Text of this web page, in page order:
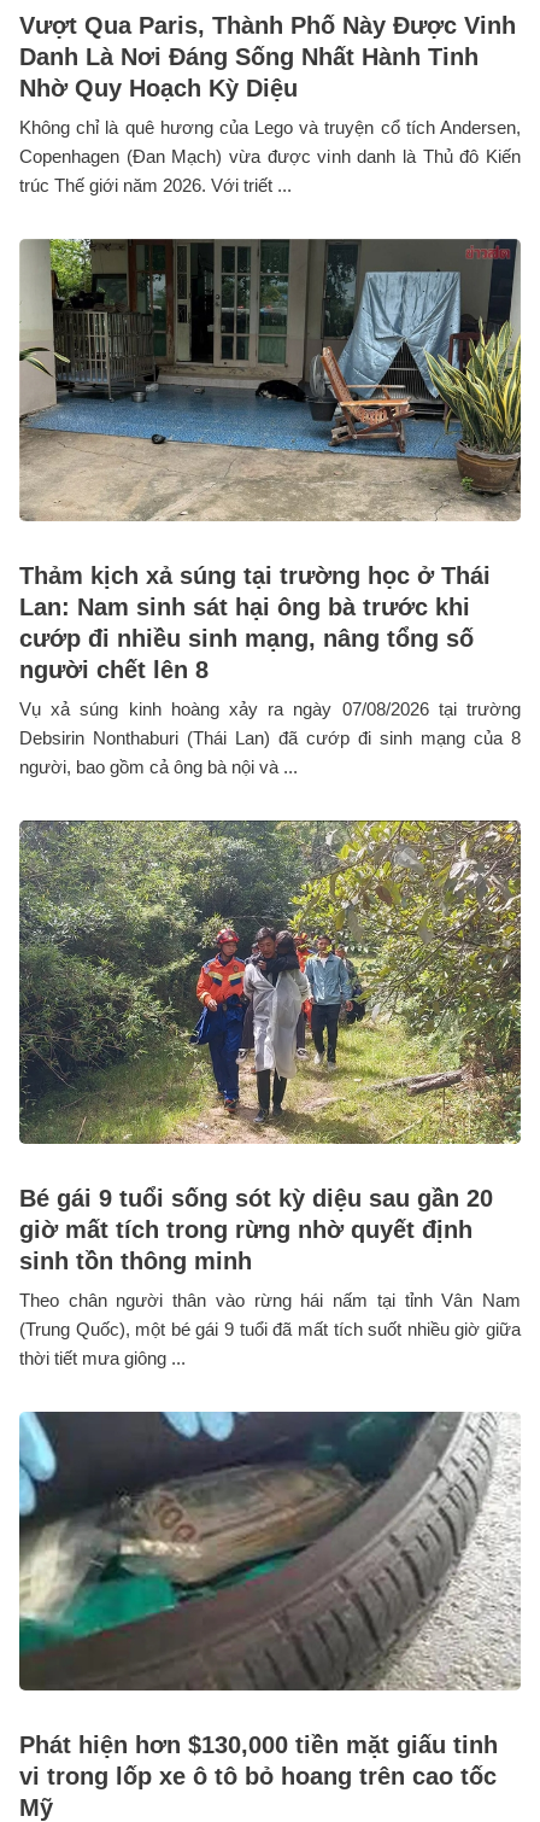
Vượt Qua Paris, Thành Phố Này Được Vinh
Danh Là Nơi Đáng Sống Nhất Hành Tinh
Nhờ Quy Hoạch Kỳ Diệu
Không chỉ là quê hương của Lego và truyện cổ tích Andersen,
Copenhagen (Đan Mạch) vừa được vinh danh là Thủ đô Kiến
trúc Thế giới năm 2026. Với triết ...
Thảm kịch xả súng tại trường học ở Thái
Lan: Nam sinh sát hại ông bà trước khi
cướp đi nhiều sinh mạng, nâng tổng số
người chết lên 8
Vụ xả súng kinh hoàng xảy ra ngày 07/08/2026 tại trường
Debsirin Nonthaburi (Thái Lan) đã cướp đi sinh mạng của 8
người, bao gồm cả ông bà nội và ...
Bé gái 9 tuổi sống sót kỳ diệu sau gần 20
giờ mất tích trong rừng nhờ quyết định
sinh tồn thông minh
Theo chân người thân vào rừng hái nấm tại tỉnh Vân Nam
(Trung Quốc), một bé gái 9 tuổi đã mất tích suốt nhiều giờ giữa
thời tiết mưa giông ...
Phát hiện hơn $130,000 tiền mặt giấu tinh
vi trong lốp xe ô tô bỏ hoang trên cao tốc
Mỹ